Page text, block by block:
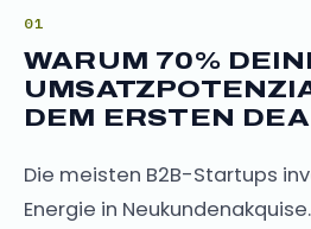
WARUM 70%
DEM ERSTEN
Die meisten B2B-Startups
Energie in